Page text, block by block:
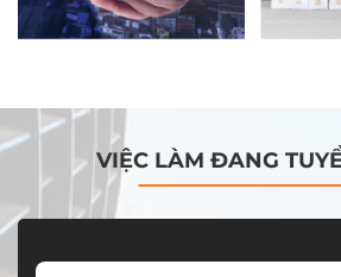
VIỆC LÀM ĐANG